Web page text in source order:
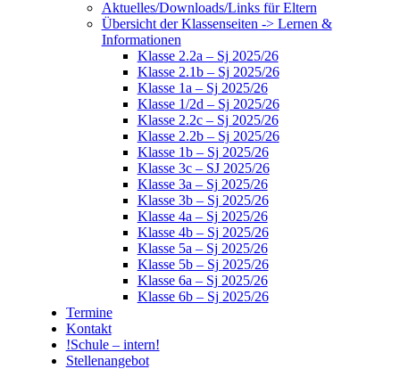
Aktuelles/Downloads/Links für Eltern
Übersicht der Klassenseiten -> Lernen &
Informationen
Klasse 2.2a – Sj 2025/26
Klasse 2.1b – Sj 2025/26
Klasse 1a – Sj 2025/26
Klasse 1/2d – Sj 2025/26
Klasse 2.2c – Sj 2025/26
Klasse 2.2b – Sj 2025/26
Klasse 1b – Sj 2025/26
Klasse 3c – SJ 2025/26
Klasse 3a – Sj 2025/26
Klasse 3b – Sj 2025/26
Klasse 4a – Sj 2025/26
Klasse 4b – Sj 2025/26
Klasse 5a – Sj 2025/26
Klasse 5b – Sj 2025/26
Klasse 6a – Sj 2025/26
Klasse 6b – Sj 2025/26
Termine
Kontakt
!Schule – intern!
Stellenangebot